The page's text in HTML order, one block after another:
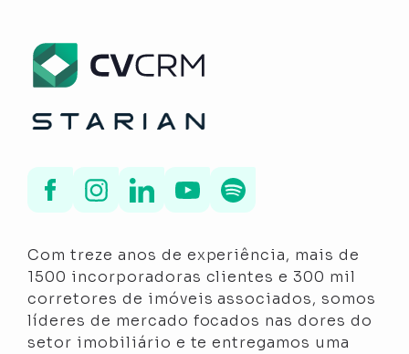
Com treze anos de experiência, mais de
1500 incorporadoras clientes e 300 mil
corretores de imóveis associados, somos
líderes de mercado focados nas dores do
setor imobiliário e te entregamos uma